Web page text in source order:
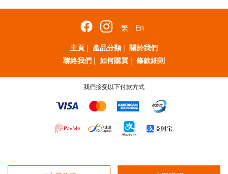
繁
En
主頁 | 產品分類 | 關於我們
聯絡我們 | 如何購買 | 條款細則
我們接受以下付款方式